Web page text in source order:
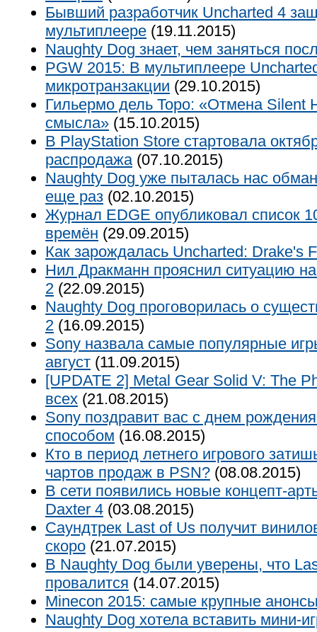
Бывший разработчик Uncharted 4
мультиплеере (19.11.2015)
Naughty Dog знает, чем заняться
PGW 2015: В мультиплеере
микротранзакции (29.10.2015)
Гильермо дель Торо: «Отмена Silent
смысла» (15.10.2015)
В PlayStation Store стартовала
распродажа(07.10.2015)
Naughty Dog уже пыталась нас
еще раз (02.10.2015)
Журнал EDGE опубликовал список
времён (29.09.2015)
Как зарождалась Uncharted: Drake's
Нил Дракманн прояснил ситуацию
2 (22.09.2015)
Naughty Dog проговорилась о
2 (16.09.2015)
Sony назвала самые популярные
август (11.09.2015)
[UPDATE 2] Metal Gear Solid V: The
всех (21.08.2015)
Sony поздравит вас с днем
способом (16.08.2015)
Кто в период летнего игрового
чартов продаж в PSN? (08.08.2015)
В сети появились новые концепт-
Daxter 4 (03.08.2015)
Саундтрек Last of Us получит
скоро (21.07.2015)
В Naughty Dog были уверены, что
провалится (14.07.2015)
Minecon 2015: самые крупные
Naughty Dog хотела вставить мини-